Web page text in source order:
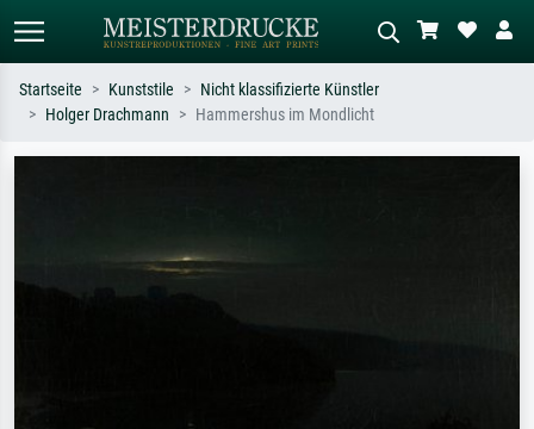
Startseite Kunststile
Nicht klassifizierte Künstler
Holger Drachmann
Hammershus im Mondlicht